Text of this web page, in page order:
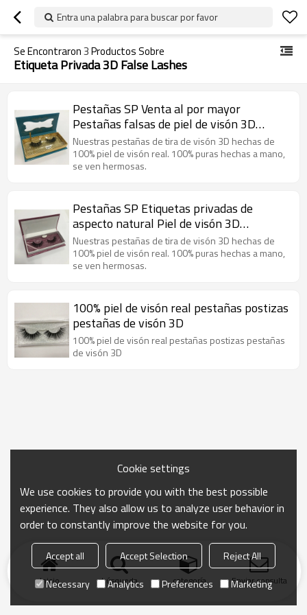
Entra una palabra para buscar por favor
Se Encontraron3Productos Sobre
Etiqueta Privada 3D False Lashes
Pestañas SP Venta al por mayor
Pestañas falsas de piel de visón 3D
Etiqueta privada Pestañas falsas
Nuestras pestañas de tira de visón 3D hechas de
100% piel de visón real. 100% puras hechas a mano,
se ven hermosas.
Pestañas SP Etiquetas privadas de
aspecto natural Piel de visón 3D
Pestañas
Nuestras pestañas de tira de visón 3D hechas de
100% piel de visón real. 100% puras hechas a mano,
se ven hermosas.
100% piel de visón real pestañas postizas
pestañas de visón 3D
100% piel de visón real pestañas postizas pestañas
de visón 3D
Inicio búsqueda categoría Enviar consulta
Cookie settings
We use cookies to provide you with the best possible
experience. They also allow us to analyze user behavior in
order to constantly improve the website for you.
Accept all Accept Selection
Reject All
Necessary
Analytics Preferences Marketing